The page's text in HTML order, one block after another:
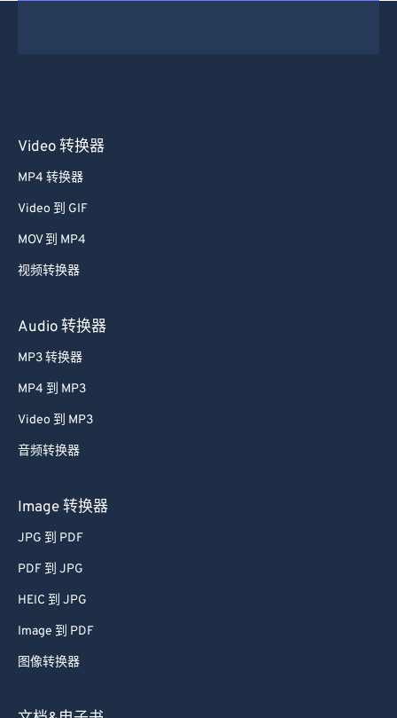
Video 转换器
MP4 转换器
Video 到 GIF
MOV 到 MP4
视频转换器
Audio 转换器
MP3 转换器
MP4 到 MP3
Video 到 MP3
音频转换器
Image 转换器
JPG 到 PDF
PDF 到 JPG
HEIC 到 JPG
Image 到 PDF
图像转换器